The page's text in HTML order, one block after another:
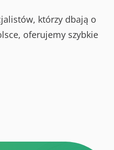
którzy dbają o
oferujemy szybkie